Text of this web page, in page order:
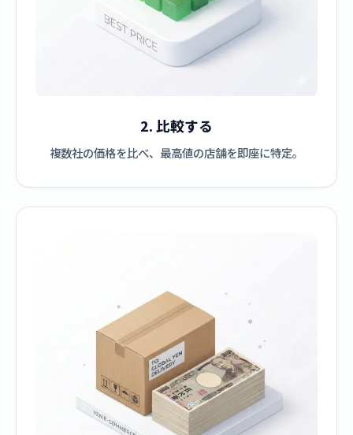
2. 比較する
複数社の価格を比べ、最高値の店舗を即座に特定。